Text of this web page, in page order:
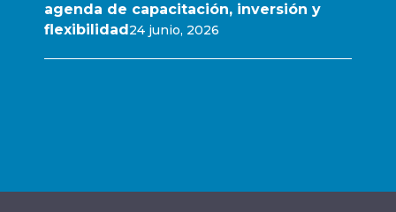
agenda de capacitación, inversión y
flexibilidad24 junio, 2026